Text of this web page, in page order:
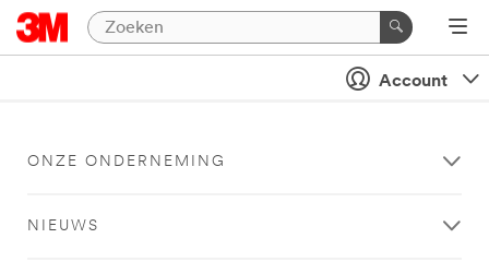
Account
ONZE ONDERNEMING
NIEUWS